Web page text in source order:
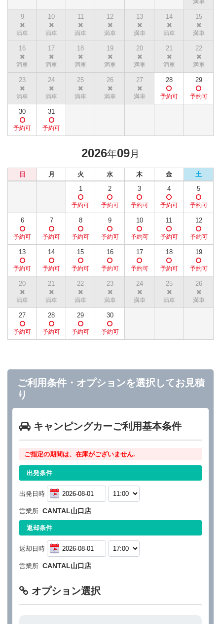
9 10 11 12 13 14 15
16 17 18 19 20 21 22
23 24 25 26 27 28 29
30 31
2026年09月
日 月 火 水 木 金
土
1
2 3 4 5
6 7 8 9 10 11 12
13 14 15 16 17 18 19
20 21 22 23 24 25 26
27 28 29 30
ご利用条件・オプションを選択してお見積
り
キャンピングカーご利用基本条件
ご指定の期間は、在庫がございません.
出発条件
出発日時
営業所 CANTAL山口店
返却条件
返却日時
営業所 CANTAL山口店
オプション選択